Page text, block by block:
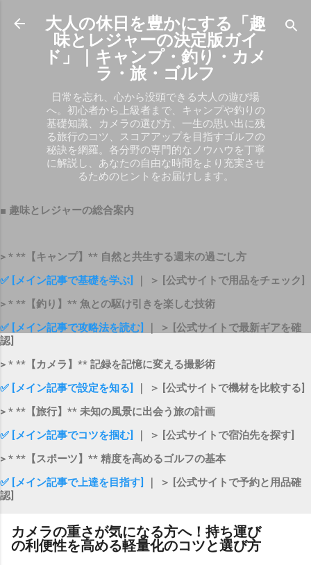
スキップしてメイン コンテンツに移動
大人の休日を豊かにする「趣
味とレジャーの決定版ガイ
ド」｜キャンプ・釣り・カメ
ラ・旅・ゴルフ
日常を忘れ、心から没頭できる大人の遊び場
へ。初心者から上級者まで、キャンプや釣りの
基礎知識、カメラの選び方、一生の思い出に残
る旅行のコツ、スコアアップを目指すゴルフの
秘訣を網羅。各分野の専門的なノウハウを丁寧
に解説し、あなたの自由な時間をより充実させ
るためのヒントをお届けします。
■ 趣味とレジャーの総合案内
> * **【キャンプ】** 自然と共生する週末の過ごし方
✅ [メイン記事で基礎を学ぶ]
｜ ＞ [公式サイトで用品をチェック]
> * **【釣り】** 魚との駆け引きを楽しむ技術
✅ [メイン記事で攻略法を読む]
｜ ＞ [公式サイトで最新ギアを確
認]
> * **【カメラ】** 記録を記憶に変える撮影術
✅ [メイン記事で設定を知る]
｜ ＞ [公式サイトで機材を比較する]
> * **【旅行】** 未知の風景に出会う旅の計画
✅ [メイン記事でコツを掴む]
｜ ＞ [公式サイトで宿泊先を探す]
> * **【スポーツ】** 精度を高めるゴルフの基本
✅ [メイン記事で上達を目指す]
｜ ＞ [公式サイトで予約と用品確
認]
カメラの重さが気になる方へ！持ち運び
の利便性を高める軽量化のコツと選び方